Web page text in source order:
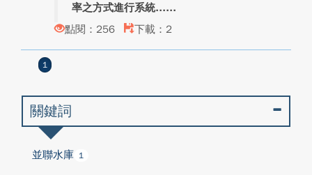
率之方式進行系統...
點閱：256
下載：2
1
關鍵詞
並聯水庫 1